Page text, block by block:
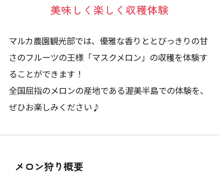
美味しく楽しく収穫体験
マルカ農園観光部では、優雅な香りととびっきりの甘
さのフルーツの王様「マスクメロン」の収穫を体験す
ることができます！
全国屈指のメロンの産地である渥美半島での体験を、
ぜひお楽しみください♪
メロン狩り概要